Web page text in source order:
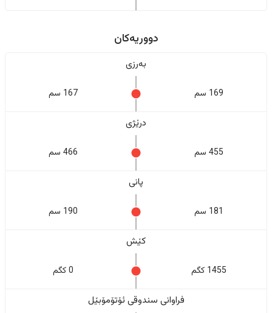
دووریەکان
بەرزی
169 سم 167 سم
درێژی
455 سم 466 سم
پانی
181 سم 190 سم
کێش
1455 کگم 0 کگم
فراوانی سندوقی ئۆتۆمۆبێل